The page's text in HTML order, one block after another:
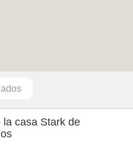
la casa Stark de